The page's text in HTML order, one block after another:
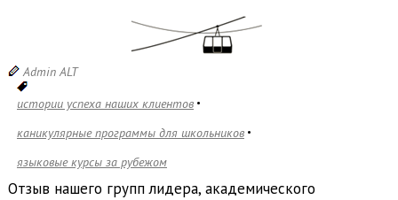
Admin ALT
истории успеха наших клиентов
каникулярные программы для школьников
языковые курсы за рубежом
Отзыв нашего групп лидера, академического